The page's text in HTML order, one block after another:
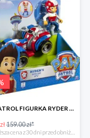
PSI PATROL FIGURKA RYDER + QUAD POJAZD RATUNKOWY -51%
159.00 zł*